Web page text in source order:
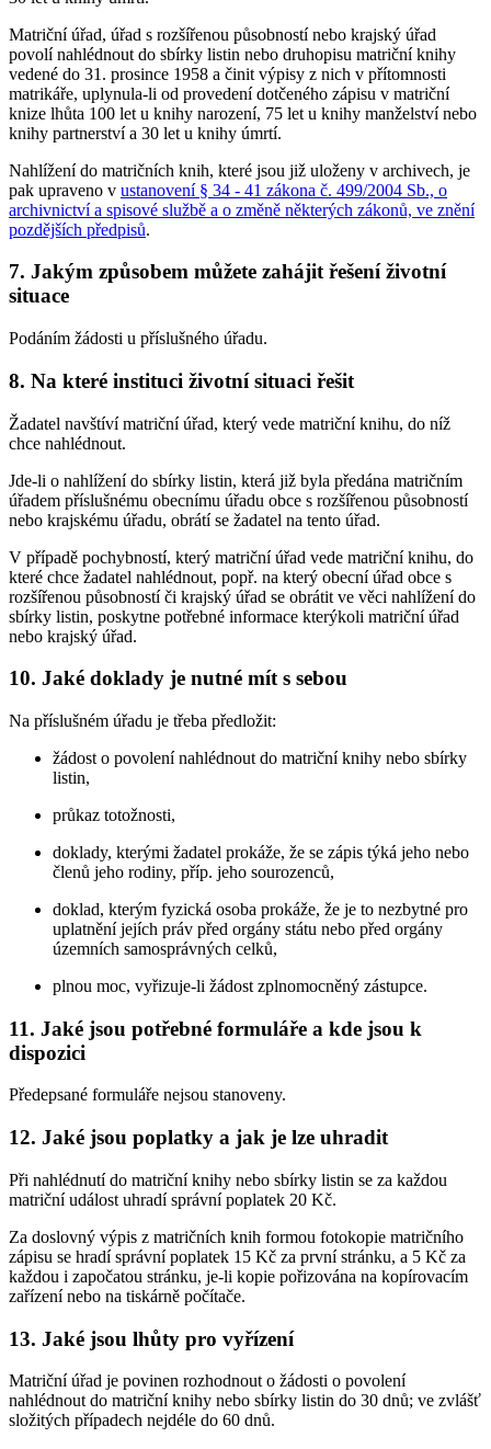
Matriční úřad, úřad s rozšířenou působností nebo krajský úřad
povolí nahlédnout do sbírky listin nebo druhopisu matriční knihy
vedené do 31. prosince 1958 a činit výpisy z nich v přítomnosti
matrikáře, uplynula-li od provedení dotčeného zápisu v matriční
knize lhůta 100 let u knihy narození, 75 let u knihy manželství nebo
knihy partnerství a 30 let u knihy úmrtí.
Nahlížení do matričních knih, které jsou již uloženy v archivech, je
pak upraveno v ustanovení § 34 - 41 zákona č. 499/2004 Sb., o
archivnictví a spisové službě a o změně některých zákonů, ve znění
pozdějších předpisů.
7. Jakým způsobem můžete zahájit řešení životní
situace
Podáním žádosti u příslušného úřadu.
8. Na které instituci životní situaci řešit
Žadatel navštíví matriční úřad, který vede matriční knihu, do níž
chce nahlédnout.
Jde-li o nahlížení do sbírky listin, která již byla předána matričním
úřadem příslušnému obecnímu úřadu obce s rozšířenou působností
nebo krajskému úřadu, obrátí se žadatel na tento úřad.
V případě pochybností, který matriční úřad vede matriční knihu, do
které chce žadatel nahlédnout, popř. na který obecní úřad obce s
rozšířenou působností či krajský úřad se obrátit ve věci nahlížení do
sbírky listin, poskytne potřebné informace kterýkoli matriční úřad
nebo krajský úřad.
10. Jaké doklady je nutné mít s sebou
Na příslušném úřadu je třeba předložit:
žádost o povolení nahlédnout do matriční knihy nebo sbírky
listin,
průkaz totožnosti,
doklady, kterými žadatel prokáže, že se zápis týká jeho nebo
členů jeho rodiny, příp. jeho sourozenců,
doklad, kterým fyzická osoba prokáže, že je to nezbytné pro
uplatnění jejích práv před orgány státu nebo před orgány
územních samosprávných celků,
plnou moc, vyřizuje-li žádost zplnomocněný zástupce.
11. Jaké jsou potřebné formuláře a kde jsou k
dispozici
Předepsané formuláře nejsou stanoveny.
12. Jaké jsou poplatky a jak je lze uhradit
Při nahlédnutí do matriční knihy nebo sbírky listin se za každou
matriční událost uhradí správní poplatek 20 Kč.
Za doslovný výpis z matričních knih formou fotokopie matričního
zápisu se hradí správní poplatek 15 Kč za první stránku, a 5 Kč za
každou i započatou stránku, je-li kopie pořizována na kopírovacím
zařízení nebo na tiskárně počítače.
13. Jaké jsou lhůty pro vyřízení
Matriční úřad je povinen rozhodnout o žádosti o povolení
nahlédnout do matriční knihy nebo sbírky listin do 30 dnů; ve zvlášť
složitých případech nejdéle do 60 dnů.